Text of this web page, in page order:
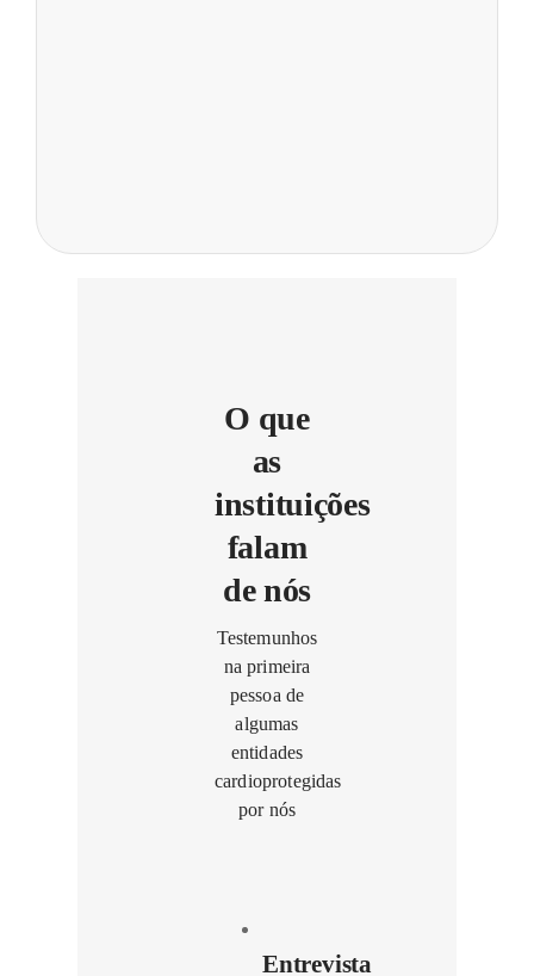
O que
as
instituições
falam
de nós
Testemunhos
na primeira
pessoa de
algumas
entidades
cardioprotegidas
por nós
Entrevista